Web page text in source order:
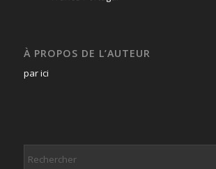
À PROPOS DE L’AUTEUR
par ici